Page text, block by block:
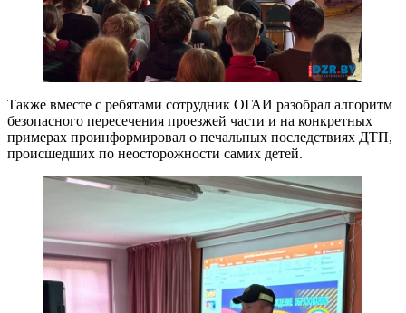
Также вместе с ребятами сотрудник ОГАИ разобрал алгоритм
безопасного пересечения проезжей части и на конкретных
примерах проинформировал о печальных последствиях ДТП,
происшедших по неосторожности самих детей.